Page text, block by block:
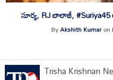
సూర్య, RJ బాలాజీ,
ByAkshith Kumaron
Trisha Krishnan